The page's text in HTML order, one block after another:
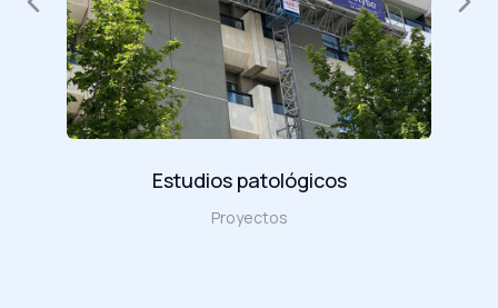
Estudios patológicos
Proyectos